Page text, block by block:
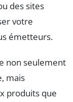
des sites
votre
émetteurs.
non seulement
mais
produits que